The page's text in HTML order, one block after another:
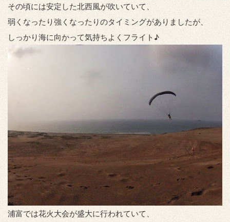
その頃には安定した北西風が吹いていて、
弱くなったり強くなったりのタイミングがありましたが、
しっかり海に向かって気持ちよくフライト♪
浦富では花火大会が盛大に行われていて、